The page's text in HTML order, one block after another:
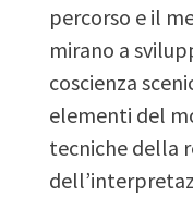
percorso e il
mirano a
coscienza
elementi del
tecniche della